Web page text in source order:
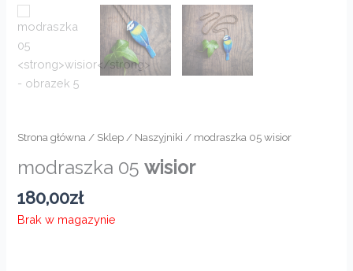
Strona główna / Sklep / Naszyjniki / modraszka 05 wisior
modraszka 05wisior
180,00zł
Brak w magazynie